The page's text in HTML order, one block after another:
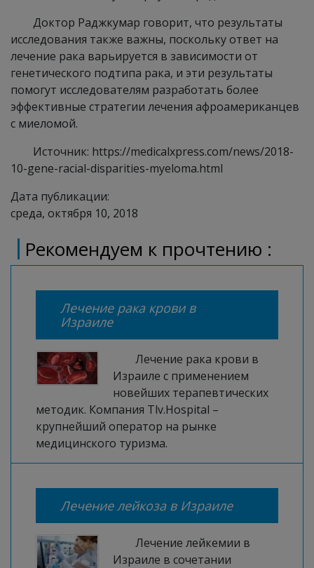
Доктор Раджкумар говорит, что результаты
исследования также важны, поскольку ответ на
лечение рака варьируется в зависимости от
генетического подтипа рака, и эти результаты
помогут исследователям разработать более
эффективные стратегии лечения афроамериканцев
с миеломой.
Источник: https://medicalxpress.com/news/2018-
10-gene-racial-disparities-myeloma.html
Дата публикации:
среда, октября 10, 2018
Рекомендуем к прочтению :
Лечение рака крови в
Израиле
Лечение рака крови в
Израиле с применением
новейших терапевтических
методик. Компания Tlv.Hospital –
крупнейший оператор на рынке
медицинского туризма.
Лечение лейкоза в Израиле
Лечение лейкемии в
Израиле в сочетании